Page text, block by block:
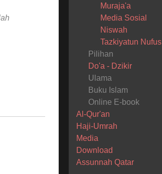
Muraja'a
Media Sosial
Niswah
Tazkiyatun Nufus
Pilihan
Do'a - Dzikir
Ulama
Buku Islam
Online E-book
Al-Qur'an
Haji-Umrah
Media
Download
Assunnah Qatar